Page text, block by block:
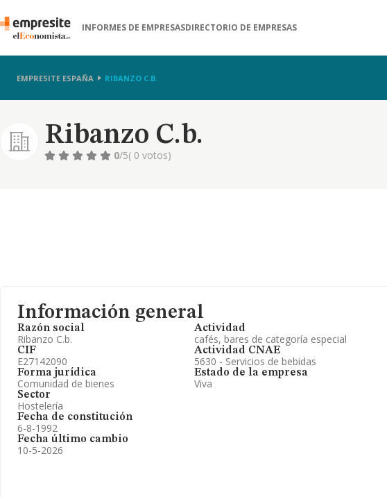
INFORMES DE EMPRESASDIRECTORIO DE EMPRESAS
EMPRESITE ESPAÑA RIBANZO C.B.
Ribanzo C.b.
0/5( 0 votos)
Información general
Razón social
Ribanzo C.b.
CIF
E27142090
Forma jurídica
Comunidad de bienes
Sector
Hostelería
Fecha de constitución
6-8-1992
Fecha último cambio
10-5-2026
Actividad
cafés, bares de categoría especial
Actividad CNAE
5630 - Servicios de bebidas
Estado de la empresa
Viva